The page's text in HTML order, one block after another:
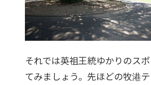
それでは英祖王統ゆかりのス
てみましょう。先ほどの牧港